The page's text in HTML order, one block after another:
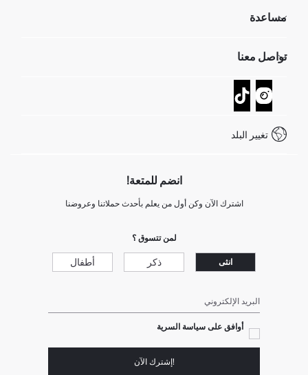
تعرف علينا
GIFT CLUB
مساعدة
عمليات الارجاع و الاستبدال السهلة
تتبع الشحنة
كيف يمكنك التسوق في ديفاكتو ؟
كيف تدفع في ديفاكتو؟
شروط المنافسة
تواصل معنا
نموذج الاتصال
خدمة العملاء
Call Center 19782
تغيير البلد
انضم للمتعة!
اشترك الآن وكن أول من يعلم بأحدث حملاتنا وعروضنا
لمن تتسوق ؟
انثى ذكر أطفال
البريد الإلكتروني
أوافق على سياسة السرية
!إشترك الآن